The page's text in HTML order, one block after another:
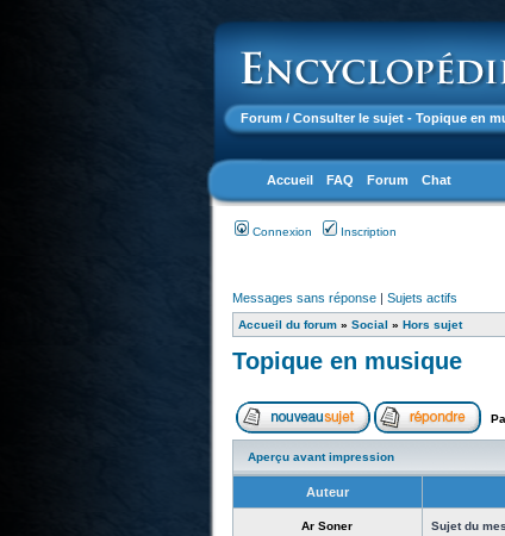
Forum / Consulter le sujet - Topique en
Accueil FAQ Forum Chat
Connexion Inscription
Messages sans réponse| Sujets actifs
Accueil du forum» Social » Hors sujet
Topique en musique
Aperçu avant impression
Auteur
Ar Soner Sujet du